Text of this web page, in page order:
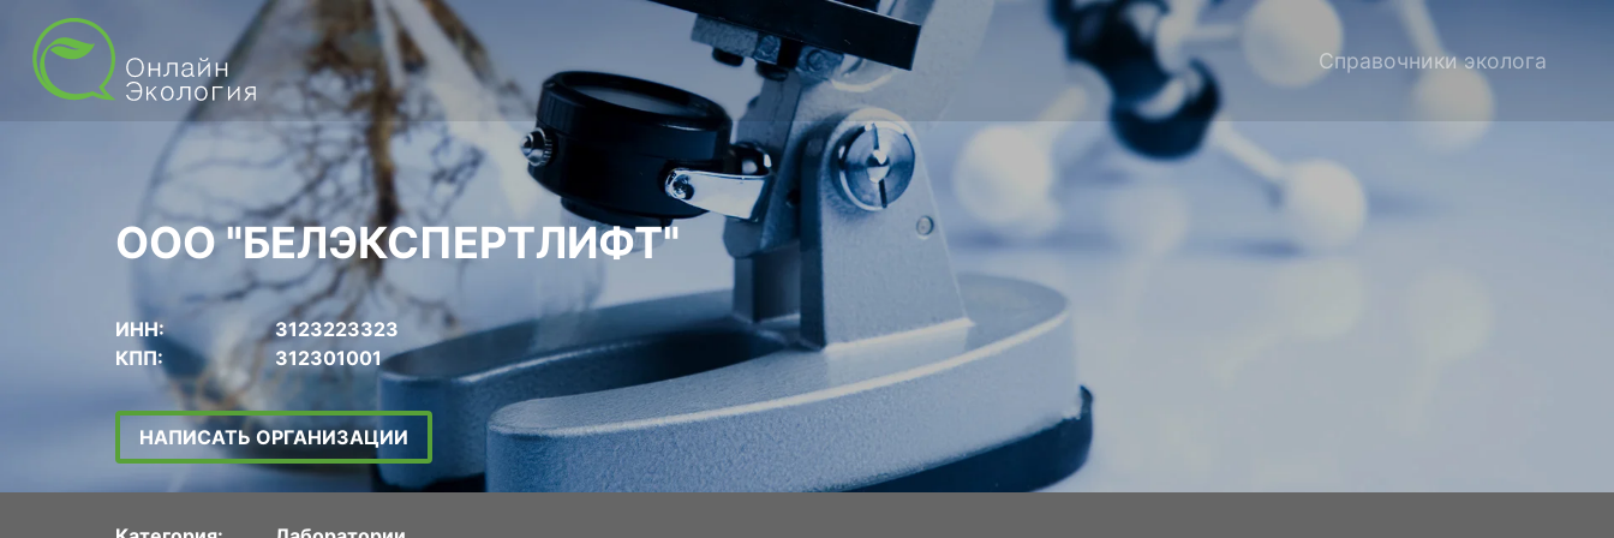
Справочники эколога
ООО "БЕЛЭКСПЕРТЛИФТ"
ИНН:
3123223323
КПП:
312301001
НАПИСАТЬ ОРГАНИЗАЦИИ